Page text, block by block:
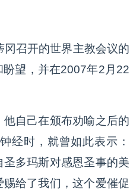
召开的世界主教会议的
望，并在2007年2月22
自己在颁布劝喻之后的
经时，就曾如此表示：
圣多玛斯对感恩圣事的美
给了我们，这个爱催促